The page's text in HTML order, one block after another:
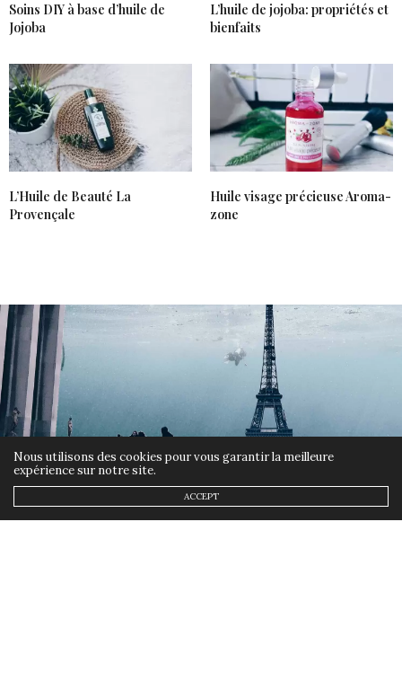
Soins DIY à base d’huile de
Jojoba
L’huile de jojoba: propriétés et
bienfaits
L’Huile de Beauté La
Provençale
Huile visage précieuse Aroma-
zone
Nous utilisons des cookies pour vous garantir la meilleure
expérience sur notre site.
ACCEPT